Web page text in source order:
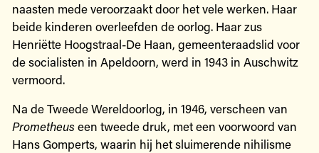
naasten mede veroorzaakt door het vele werken. Haar
beide kinderen overleefden de oorlog. Haar zus
Henriëtte Hoogstraal-De Haan, gemeenteraadslid voor
de socialisten in Apeldoorn, werd in 1943 in Auschwitz
vermoord.
Na de Tweede Wereldoorlog, in 1946, verscheen van
Prometheus een tweede druk, met een voorwoord van
Hans Gomperts, waarin hij het sluimerende nihilisme